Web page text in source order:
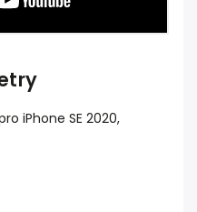
iPhone SE 2020,